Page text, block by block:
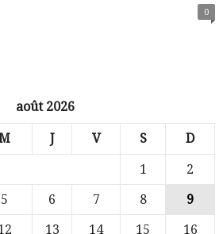
0
août 2026
J V S D
1
2
5 6 7 8
9
13 14 15
16